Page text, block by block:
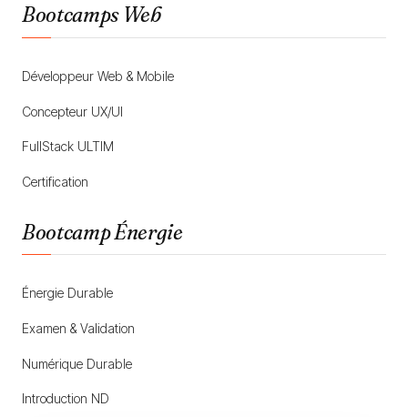
Bootcamps Web
Développeur Web & Mobile
Concepteur UX/UI
FullStack ULTIM
Certification
Bootcamp Énergie
Énergie Durable
Examen & Validation
Numérique Durable
Introduction ND